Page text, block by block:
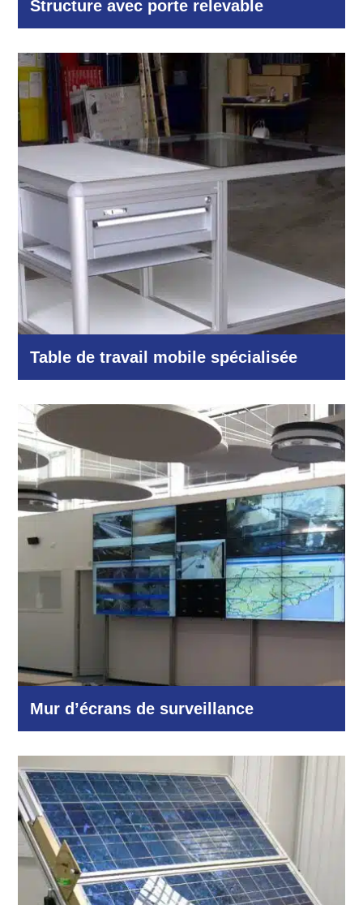
Structure avec porte relevable
Industrie et production
Table de travail mobile spécialisée
Industrie et production
Mur d’écrans de surveillance
Autres domaines